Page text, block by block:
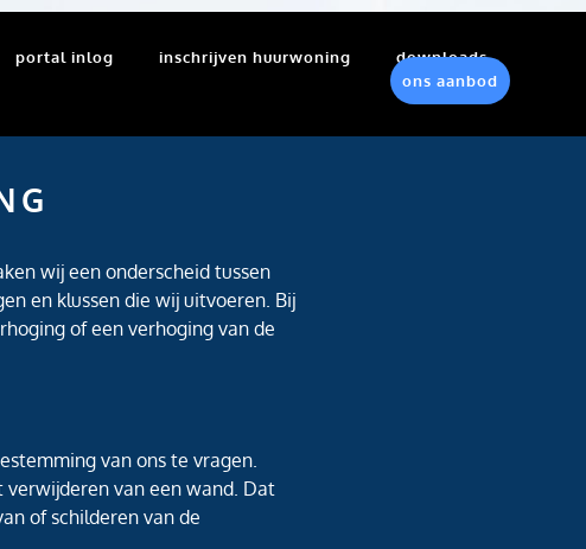
portal inlog inschrijven huurwoning
downloads
ons aanbod
wij een onderscheid tussen
en klussen die wij uitvoeren. Bij
of een verhoging van de
van ons te vragen.
van een wand. Dat
of schilderen van de